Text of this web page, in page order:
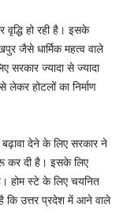
वृद्धि हो रही है। इसके
जैसे धार्मिक महत्व वाले
सरकार ज्यादा से ज्यादा
होटलों का निर्माण
देने के लिए सरकार ने
कर दी है। इसके लिए
होम स्टे के लिए चयनित
है कि उत्तर प्रदेश में आने वाले